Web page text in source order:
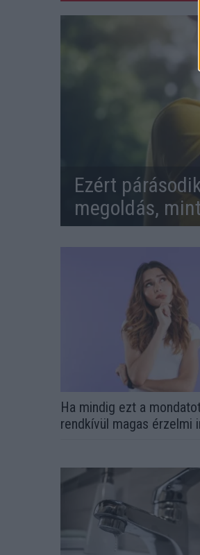
Ezért
megoldás,
Ha mindig ezt a
rendkívül magas érzelmi